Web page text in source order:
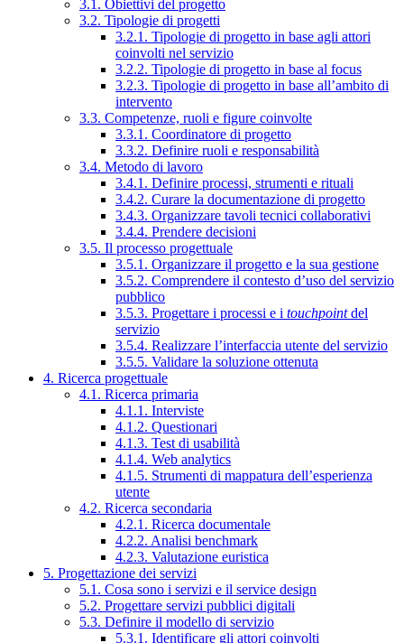
3.1. Obiettivi del progetto
3.2. Tipologie di progetti
3.2.1. Tipologie di progetto in base agli attori
coinvolti nel servizio
3.2.2. Tipologie di progetto in base al focus
3.2.3. Tipologie di progetto in base all’ambito di
intervento
3.3. Competenze, ruoli e figure coinvolte
3.3.1. Coordinatore di progetto
3.3.2. Definire ruoli e responsabilità
3.4. Metodo di lavoro
3.4.1. Definire processi, strumenti e rituali
3.4.2. Curare la documentazione di progetto
3.4.3. Organizzare tavoli tecnici collaborativi
3.4.4. Prendere decisioni
3.5. Il processo progettuale
3.5.1. Organizzare il progetto e la sua gestione
3.5.2. Comprendere il contesto d’uso del servizio
pubblico
3.5.3. Progettare i processi e i touchpointdel
servizio
3.5.4. Realizzare l’interfaccia utente del servizio
3.5.5. Validare la soluzione ottenuta
4. Ricerca progettuale
4.1. Ricerca primaria
4.1.1. Interviste
4.1.2. Questionari
4.1.3. Test di usabilità
4.1.4. Web analytics
4.1.5. Strumenti di mappatura dell’esperienza
utente
4.2. Ricerca secondaria
4.2.1. Ricerca documentale
4.2.2. Analisi benchmark
4.2.3. Valutazione euristica
5. Progettazione dei servizi
5.1. Cosa sono i servizi e il service design
5.2. Progettare servizi pubblici digitali
5.3. Definire il modello di servizio
5.3.1. Identificare gli attori coinvolti